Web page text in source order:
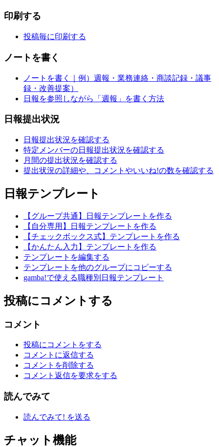
印刷する
投稿毎に印刷する
ノートを書く
ノートを書く｜例）週報・業務連絡・商談記録・議事
録・改善提案）
日報を参照しながら「週報」を書く方法
日報提出状況
日報提出状況を確認する
特定メンバーの日報提出状況を確認する
月間の提出状況を確認する
提出状況の詳細や、コメントやいいね!の数を確認する
日報テンプレート
【グループ共通】日報テンプレートを作る
【自分専用】日報テンプレートを作る
【チェックボックス式】テンプレートを作る
【かんたん入力】テンプレートを作る
テンプレートを編集する
テンプレートを他のグループにコピーする
gamba!で使える職種別日報テンプレート
投稿にコメントする
コメント
投稿にコメントをする
コメントに返信する
コメントを削除する
コメント返信を要求をする
読んでみて
読んでみて! を送る
チャット機能